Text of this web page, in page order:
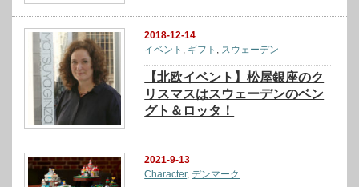
2018-12-14
イベント
ギフト スウェーデン
【北欧イベント】松屋銀座のク
リスマスはスウェーデンのベン
グト＆ロッタ！
2021-9-13
Character,デンマーク